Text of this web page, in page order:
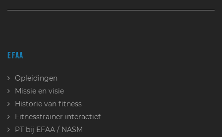
EFAA
Opleidingen
Missie en visie
Historie van fitness
Fitnesstrainer interactief
PT bij EFAA / NASM